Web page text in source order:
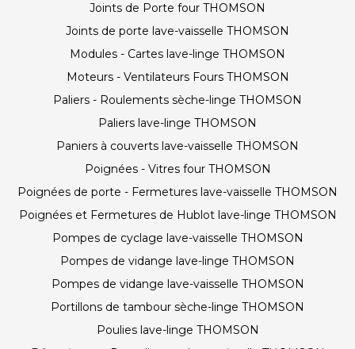
Joints de Porte four THOMSON
Joints de porte lave-vaisselle THOMSON
Modules - Cartes lave-linge THOMSON
Moteurs - Ventilateurs Fours THOMSON
Paliers - Roulements sèche-linge THOMSON
Paliers lave-linge THOMSON
Paniers à couverts lave-vaisselle THOMSON
Poignées - Vitres four THOMSON
Poignées de porte - Fermetures lave-vaisselle THOMSON
Poignées et Fermetures de Hublot lave-linge THOMSON
Pompes de cyclage lave-vaisselle THOMSON
Pompes de vidange lave-linge THOMSON
Pompes de vidange lave-vaisselle THOMSON
Portillons de tambour sèche-linge THOMSON
Poulies lave-linge THOMSON